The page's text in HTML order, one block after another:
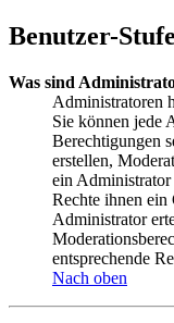
Benutzer-
Was sind
Administratoren
Sie können jede
Berechtigungen
erstellen,
ein
Rechte ihnen ein
Administrator
entsprechende
Nach oben